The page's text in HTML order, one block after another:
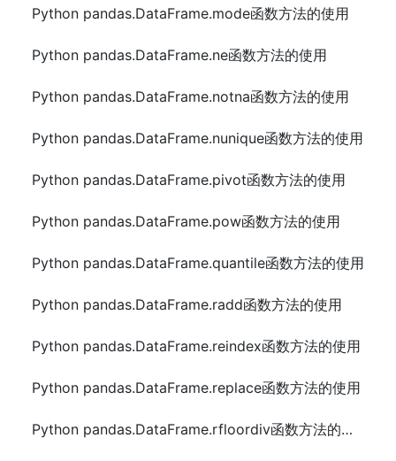
Python pandas.DataFrame.mode函数方法的使用
Python pandas.DataFrame.ne函数方法的使用
Python pandas.DataFrame.notna函数方法的使用
Python pandas.DataFrame.nunique函数方法的使用
Python pandas.DataFrame.pivot函数方法的使用
Python pandas.DataFrame.pow函数方法的使用
Python pandas.DataFrame.quantile函数方法的使用
Python pandas.DataFrame.radd函数方法的使用
Python pandas.DataFrame.reindex函数方法的使用
Python pandas.DataFrame.replace函数方法的使用
Python pandas.DataFrame.rfloordiv函数方法的使用